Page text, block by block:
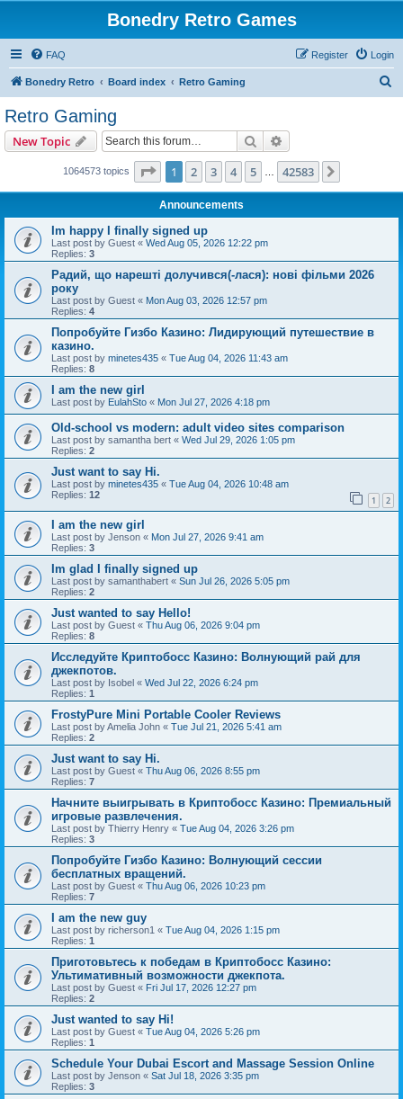
Bonedry Retro Games
FAQ Login
Register
Bonedry Retro Board index Retro Gaming
Retro Gaming
New Topic Search
1064573 topics Page 1of 42583
1 2 3 4 5 42583
Announcements
Im happy I finally signed up
Last post by Guest « Wed Aug 05, 2026 12:22 pm
Replies: 3
Радий, що нарешті долучився(-лася): нові фільми 2026
року
Last post by Guest « Mon Aug 03, 2026 12:57 pm
Replies: 4
Попробуйте Гизбо Казино: Лидирующий путешествие в
казино.
Last post by minetes435 « Tue Aug 04, 2026 11:43 am
Replies: 8
I am the new girl
Last post by EulahSto « Mon Jul 27, 2026 4:18 pm
Old-school vs modern: adult video sites comparison
Last post by samantha bert « Wed Jul 29, 2026 1:05 pm
Replies: 2
Just want to say Hi.
Last post by minetes435 « Tue Aug 04, 2026 10:48 am
Replies: 12 1 2
I am the new girl
Last post by Jenson « Mon Jul 27, 2026 9:41 am
Replies: 3
Im glad I finally signed up
Last post by samanthabert « Sun Jul 26, 2026 5:05 pm
Replies: 2
Just wanted to say Hello!
Last post by Guest « Thu Aug 06, 2026 9:04 pm
Replies: 8
Исследуйте Криптобосс Казино: Волнующий рай для
джекпотов.
Last post by Isobel « Wed Jul 22, 2026 6:24 pm
Replies: 1
FrostyPure Mini Portable Cooler Reviews
Last post byAmelia John « Tue Jul 21, 2026 5:41 am
Replies: 2
Just want to say Hi.
Last post by Guest « Thu Aug 06, 2026 8:55 pm
Replies: 7
Начните выигрывать в Криптобосс Казино: Премиальный
игровые развлечения.
Last post by Thierry Henry « Tue Aug 04, 2026 3:26 pm
Replies: 3
Попробуйте Гизбо Казино: Волнующий сессии
бесплатных вращений.
Last post by Guest « Thu Aug 06, 2026 10:23 pm
Replies: 7
I am the new guy
Last post by richerson1 « Tue Aug 04, 2026 1:15 pm
Replies: 1
Приготовьтесь к победам в Криптобосс Казино:
Ультимативный возможности джекпота.
Last post by Guest « Fri Jul 17, 2026 12:27 pm
Replies: 2
Just wanted to say Hi!
Last post by Guest « Tue Aug 04, 2026 5:26 pm
Replies: 1
Schedule Your Dubai Escort and Massage Session Online
Last post by Jenson « Sat Jul 18, 2026 3:35 pm
Replies: 3